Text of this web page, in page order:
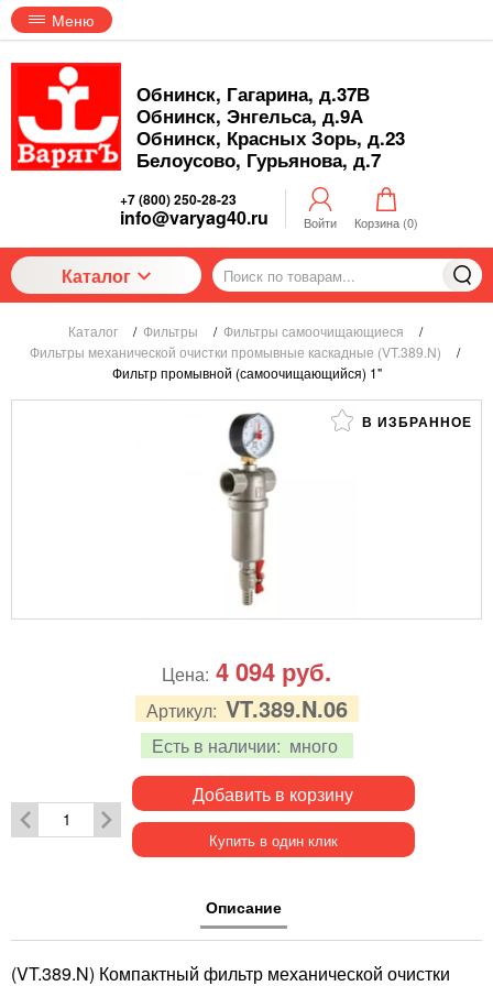
Меню
Обнинск, Гагарина, д.37В
Обнинск, Энгельса, д.9А
Обнинск, Красных Зорь, д.23
Белоусово, Гурьянова, д.7
+7 (800) 250-28-23
info@varyag40.ru Войти Корзина (0)
Каталог
Каталог / Фильтры / Фильтры самоочищающиеся
/
Фильтры механической очистки промывные каскадные (VT.389.N)
/
Фильтр промывной (самоочищающийся) 1"
В ИЗБРАННОЕ
Артикул: VT.389.N.06
Есть в наличии: много
Цена: 4 094 руб.
Добавить в корзину
Купить в один клик
Описание
(VT.389.N) Компактный фильтр механической очистки